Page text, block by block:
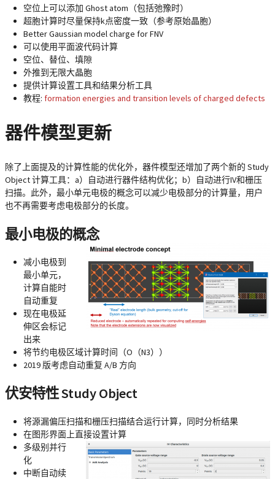
空位上可以添加 Ghost atom（包括弛豫时）
超胞计算时尽量保持k点密度一致（参考原始晶胞）
Better Gaussian model charge for FNV
可以使用平面波代码计算
空位、替位、填隙
外推到无限大晶胞
提供计算设置工具和结果分析工具
教程: formation energies and transition levels of charged defects
器件模型更新
除了上面提及的计算性能的优化外，器件模型还增加了两个新的 Study
Object 计算工具：a）自动进行器件结构优化；b）自动进行IV和栅压
扫描。此外，最小单元电极的概念可以减少电极部分的计算量，用户
也不再需要考虑电极部分的长度。
最小电极的概念
减小电极到
最小单元，
计算自能时
自动重复
现在电极延
伸区会标记
出来
将节约电极区域计算时间（O（N3））
2019 版考虑自动重复 A/B 方向
伏安特性 Study Object
将源漏偏压扫描和栅压扫描结合运行计算，同时分析结果
在图形界面上直接设置计算
多级别并行
化
中断自动续